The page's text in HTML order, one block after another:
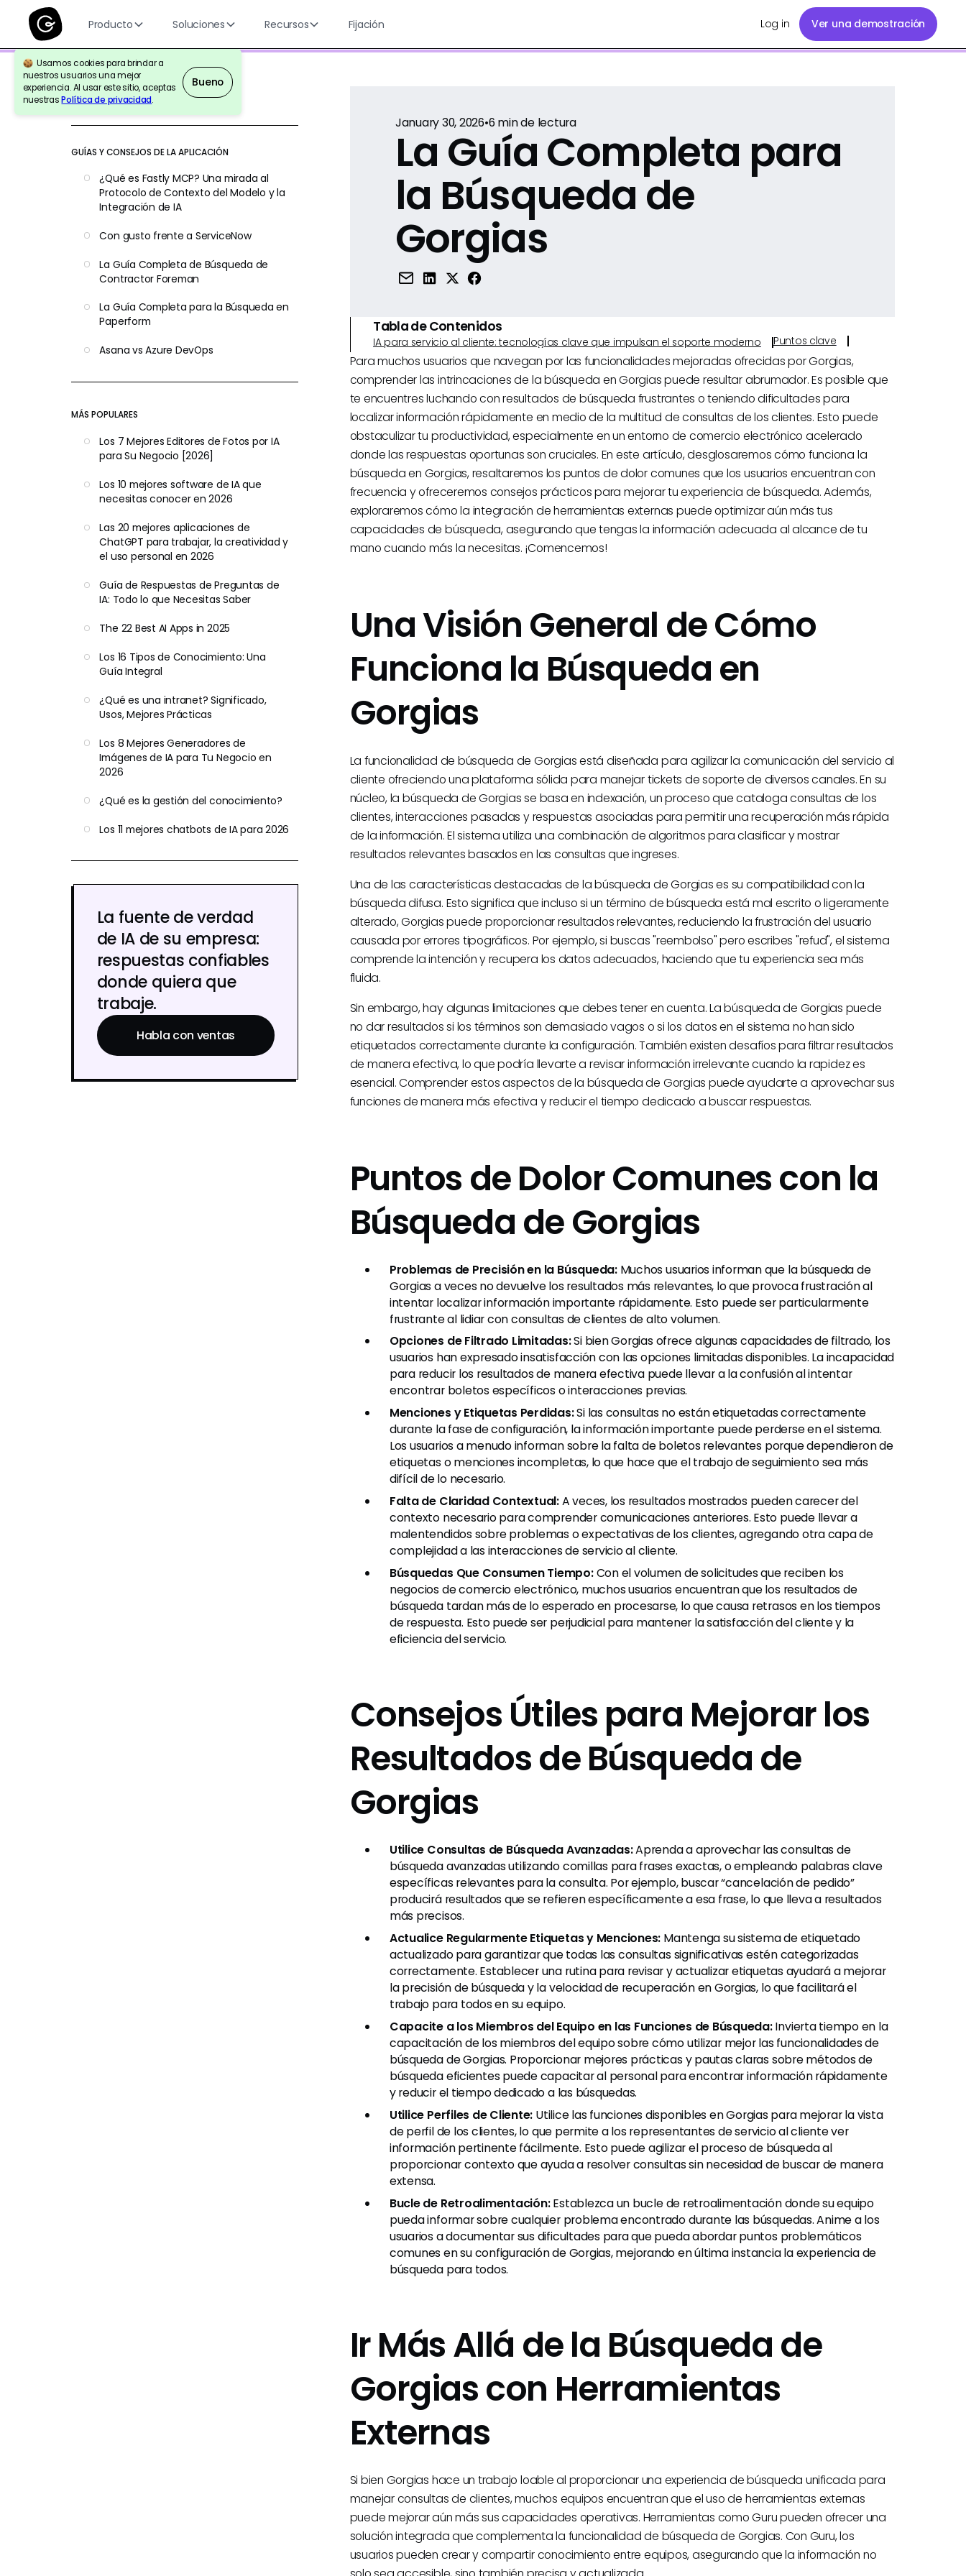
Producto Soluciones Recursos Fijación Log in Ver una demostración
Usamos cookies para brindar a
nuestros usuarios una mejor
experiencia. Al usar este sitio, aceptas
nuestrasPolítica de privacidad.
Bueno
Volver a la Referencia
GUÍAS Y CONSEJOS DE LA APLICACIÓN
¿Qué es Fastly MCP? Una mirada al
Protocolo de Contexto del Modelo y la
Integración de IA
Con gusto frente a ServiceNow
La Guía Completa de Búsqueda de
Contractor Foreman
La Guía Completa para la Búsqueda en
Paperform
Asana vs Azure DevOps
MÁS POPULARES
Los 7 Mejores Editores de Fotos por IA
para Su Negocio [2026]
Los 10 mejores software de IA que
necesitas conocer en 2026
Las 20 mejores aplicaciones de
ChatGPT para trabajar, la creatividad y
el uso personal en 2026
Guía de Respuestas de Preguntas de
IA: Todo lo que Necesitas Saber
The 22 Best AI Apps in 2025
Los 16 Tipos de Conocimiento: Una
Guía Integral
¿Qué es una intranet? Significado,
Usos, Mejores Prácticas
Los 8 Mejores Generadores de
Imágenes de IA para Tu Negocio en
2026
¿Qué es la gestión del conocimiento?
Los 11 mejores chatbots de IA para 2026
La fuente de verdad
de IA de su empresa:
respuestas confiables
donde quiera que
trabaje.
Habla con ventas
January 30, 2026•6 min de lectura
La Guía Completa para
la Búsqueda de
Gorgias
Tabla de Contenidos
IA para servicio al cliente: tecnologías clave que impulsan el soporte moderno Puntos clave
Para muchos usuarios que navegan por las funcionalidades mejoradas ofrecidas por Gorgias,
comprender las intrincaciones de la búsqueda en Gorgias puede resultar abrumador. Es posible que
te encuentres luchando con resultados de búsqueda frustrantes o teniendo dificultades para
localizar información rápidamente en medio de la multitud de consultas de los clientes. Esto puede
obstaculizar tu productividad, especialmente en un entorno de comercio electrónico acelerado
donde las respuestas oportunas son cruciales. En este artículo, desglosaremos cómo funciona la
búsqueda en Gorgias, resaltaremos los puntos de dolor comunes que los usuarios encuentran con
frecuencia y ofreceremos consejos prácticos para mejorar tu experiencia de búsqueda. Además,
exploraremos cómo la integración de herramientas externas puede optimizar aún más tus
capacidades de búsqueda, asegurando que tengas la información adecuada al alcance de tu
mano cuando más la necesitas. ¡Comencemos!
Una Visión General de Cómo
Funciona la Búsqueda en
Gorgias
La funcionalidad de búsqueda de Gorgias está diseñada para agilizar la comunicación del servicio al
cliente ofreciendo una plataforma sólida para manejar tickets de soporte de diversos canales. En su
núcleo, la búsqueda de Gorgias se basa en indexación, un proceso que cataloga consultas de los
clientes, interacciones pasadas y respuestas asociadas para permitir una recuperación más rápida
de la información. El sistema utiliza una combinación de algoritmos para clasificar y mostrar
resultados relevantes basados en las consultas que ingreses.
Una de las características destacadas de la búsqueda de Gorgias es su compatibilidad con la
búsqueda difusa. Esto significa que incluso si un término de búsqueda está mal escrito o ligeramente
alterado, Gorgias puede proporcionar resultados relevantes, reduciendo la frustración del usuario
causada por errores tipográficos. Por ejemplo, si buscas "reembolso" pero escribes "refud", el sistema
comprende la intención y recupera los datos adecuados, haciendo que tu experiencia sea más
fluida.
Sin embargo, hay algunas limitaciones que debes tener en cuenta. La búsqueda de Gorgias puede
no dar resultados si los términos son demasiado vagos o si los datos en el sistema no han sido
etiquetados correctamente durante la configuración. También existen desafíos para filtrar resultados
de manera efectiva, lo que podría llevarte a revisar información irrelevante cuando la rapidez es
esencial. Comprender estos aspectos de la búsqueda de Gorgias puede ayudarte a aprovechar sus
funciones de manera más efectiva y reducir el tiempo dedicado a buscar respuestas.
Puntos de Dolor Comunes con la
Búsqueda de Gorgias
Problemas de Precisión en la Búsqueda:Muchos usuarios informan que la búsqueda de
Gorgias a veces no devuelve los resultados más relevantes, lo que provoca frustración al
intentar localizar información importante rápidamente. Esto puede ser particularmente
frustrante al lidiar con consultas de clientes de alto volumen.
Opciones de Filtrado Limitadas:Si bien Gorgias ofrece algunas capacidades de filtrado, los
usuarios han expresado insatisfacción con las opciones limitadas disponibles. La incapacidad
para reducir los resultados de manera efectiva puede llevar a la confusión al intentar
encontrar boletos específicos o interacciones previas.
Menciones y Etiquetas Perdidas:Si las consultas no están etiquetadas correctamente
durante la fase de configuración, la información importante puede perderse en el sistema.
Los usuarios a menudo informan sobre la falta de boletos relevantes porque dependieron de
etiquetas o menciones incompletas, lo que hace que el trabajo de seguimiento sea más
difícil de lo necesario.
Falta de Claridad Contextual:A veces, los resultados mostrados pueden carecer del
contexto necesario para comprender comunicaciones anteriores. Esto puede llevar a
malentendidos sobre problemas o expectativas de los clientes, agregando otra capa de
complejidad a las interacciones de servicio al cliente.
Búsquedas Que Consumen Tiempo:Con el volumen de solicitudes que reciben los
negocios de comercio electrónico, muchos usuarios encuentran que los resultados de
búsqueda tardan más de lo esperado en procesarse, lo que causa retrasos en los tiempos
de respuesta. Esto puede ser perjudicial para mantener la satisfacción del cliente y la
eficiencia del servicio.
Consejos Útiles para Mejorar los
Resultados de Búsqueda de
Gorgias
Utilice Consultas de Búsqueda Avanzadas:Aprenda a aprovechar las consultas de
búsqueda avanzadas utilizando comillas para frases exactas, o empleando palabras clave
específicas relevantes para la consulta. Por ejemplo, buscar “cancelación de pedido”
producirá resultados que se refieren específicamente a esa frase, lo que lleva a resultados
más precisos.
Actualice Regularmente Etiquetas y Menciones: Mantenga su sistema de etiquetado
actualizado para garantizar que todas las consultas significativas estén categorizadas
correctamente. Establecer una rutina para revisar y actualizar etiquetas ayudará a mejorar
la precisión de búsqueda y la velocidad de recuperación en Gorgias, lo que facilitará el
trabajo para todos en su equipo.
Capacite a los Miembros del Equipo en las Funciones de Búsqueda:Invierta tiempo en la
capacitación de los miembros del equipo sobre cómo utilizar mejor las funcionalidades de
búsqueda de Gorgias. Proporcionar mejores prácticas y pautas claras sobre métodos de
búsqueda eficientes puede capacitar al personal para encontrar información rápidamente
y reducir el tiempo dedicado a las búsquedas.
Utilice Perfiles de Cliente: Utilice las funciones disponibles en Gorgias para mejorar la vista
de perfil de los clientes, lo que permite a los representantes de servicio al cliente ver
información pertinente fácilmente. Esto puede agilizar el proceso de búsqueda al
proporcionar contexto que ayuda a resolver consultas sin necesidad de buscar de manera
extensa.
Bucle de Retroalimentación:Establezca un bucle de retroalimentación donde su equipo
pueda informar sobre cualquier problema encontrado durante las búsquedas. Anime a los
usuarios a documentar sus dificultades para que pueda abordar puntos problemáticos
comunes en su configuración de Gorgias, mejorando en última instancia la experiencia de
búsqueda para todos.
Ir Más Allá de la Búsqueda de
Gorgias con Herramientas
Externas
Si bien Gorgias hace un trabajo loable al proporcionar una experiencia de búsqueda unificada para
manejar consultas de clientes, muchos equipos encuentran que el uso de herramientas externas
puede mejorar aún más sus capacidades operativas. Herramientas como Guru pueden ofrecer una
solución integrada que complementa la funcionalidad de búsqueda de Gorgias. Con Guru, los
usuarios pueden crear y compartir conocimiento entre equipos, asegurando que la información no